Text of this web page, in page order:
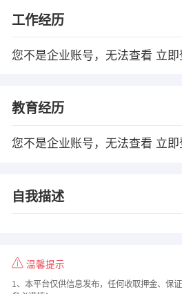
工作经历
您不是企业账号，无法查看 立即
教育经历
您不是企业账号，无法查看 立即
自我描述
温馨提示
1、本平台仅供信息发布，任何收取押金、保